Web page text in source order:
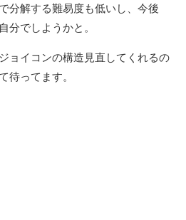
分解する難易度も低いし、今後
分でしようかと。
ョイコンの構造見直してくれるの
待ってます。